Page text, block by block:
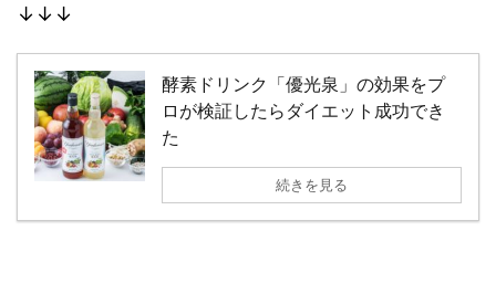
↓↓↓
酵素ドリンク「優光泉」の効果をプ
ロが検証したらダイエット成功でき
た
続きを見る